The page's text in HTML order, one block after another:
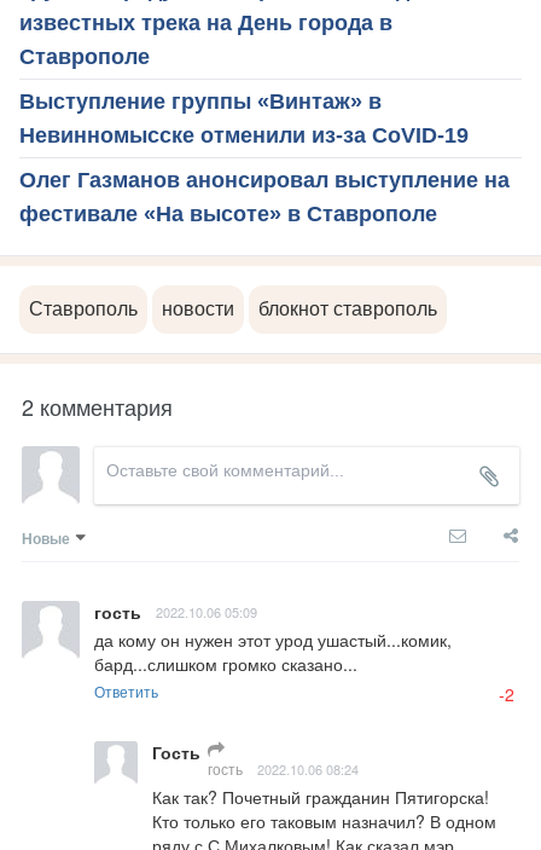
известных трека на День города в
Ставрополе
Выступление группы «Винтаж» в
Невинномысске отменили из-за CoVID-19
Олег Газманов анонсировал выступление на
фестивале «На высоте» в Ставрополе
Ставрополь новости блокнот ставрополь
2 комментария
Новые
гость 2022.10.06 05:09
да кому он нужен этот урод ушастый...комик,
бард...слишком громко сказано...
Ответить -2
Гость
гость 2022.10.06 08:24
Как так? Почетный гражданин Пятигорска!
Кто только его таковым назначил? В одном